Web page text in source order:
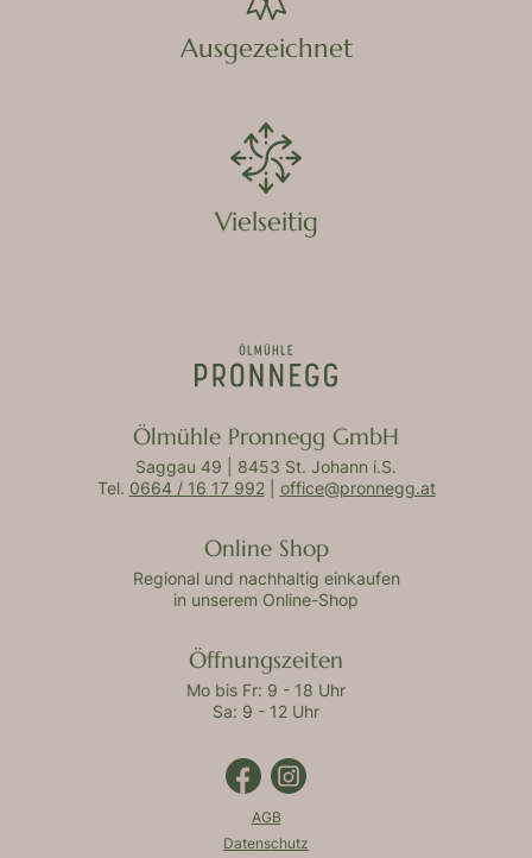
Ausgezeichnet
Vielseitig
Ölmühle Pronnegg GmbH
Saggau 49 | 8453 St. Johann i.S.
Tel. 0664 / 16 17 992| office@pronnegg.at
Online Shop
Regional und nachhaltig einkaufen
in unserem Online-Shop
Öffnungszeiten
Mo bis Fr: 9 - 18 Uhr
Sa: 9 - 12 Uhr
AGB
Datenschutz